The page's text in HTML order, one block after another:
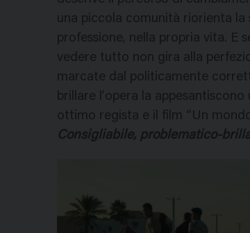
una piccola comunità riorienta la
professione, nella propria vita. E
vedere tutto non gira alla
marcate dal politicamente
brillare l’opera la
ottimo regista e il film “Un
Consigliabile, problematico-